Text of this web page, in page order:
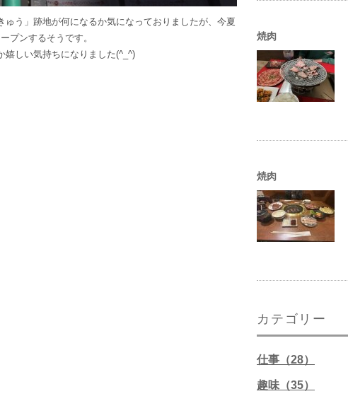
う」跡地が何になるか気になっておりましたが、今夏
プンするそうです。
嬉しい気持ちになりました(^_^)
焼肉
焼肉
カテゴリー
仕事（28）
趣味（35）